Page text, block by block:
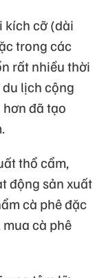
kích cỡ (dài
trong các
rất nhiều thời
lịch cộng
đã tạo
thổ cẩm,
động sản xuất
cà phê đặc
cà phê